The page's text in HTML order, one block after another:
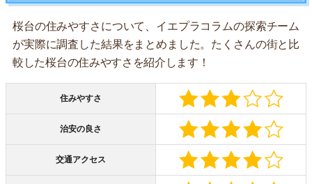
桜台の住みやすさについて、イエプラコラムの探索チーム
が実際に調査した結果をまとめました。たくさんの街と比
較した桜台の住みやすさを紹介します！
住みやすさ
治安の良さ
交通アクセス